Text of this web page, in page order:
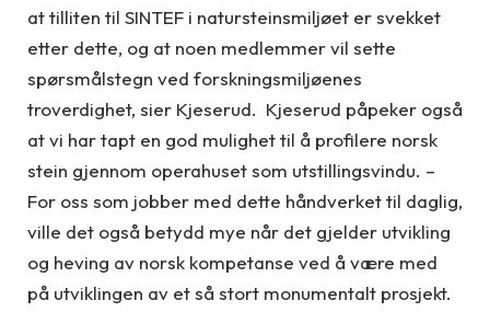
at tilliten til SINTEF i natursteinsmiljøet er svekket
etter dette, og at noen medlemmer vil sette
spørsmålstegn ved forskningsmiljøenes
troverdighet, sier Kjeserud. Kjeserud påpeker også
at vi har tapt en god mulighet til å profilere norsk
stein gjennom operahuset som utstillingsvindu. –
For oss som jobber med dette håndverket til daglig,
ville det også betydd mye når det gjelder utvikling
og heving av norsk kompetanse ved å være med
på utviklingen av et så stort monumentalt prosjekt.